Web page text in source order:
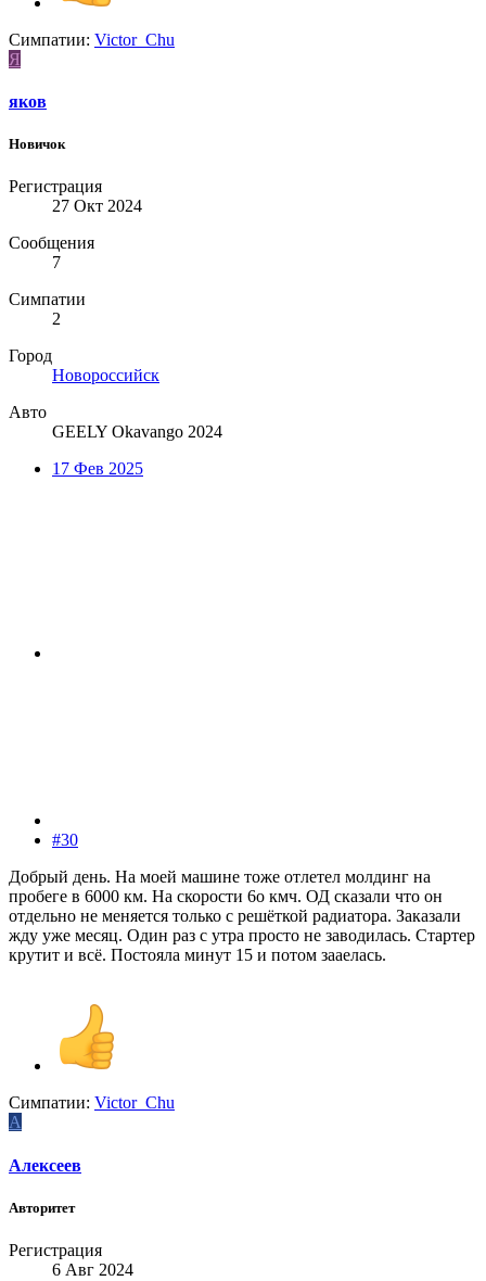
Симпатии: Victor_Chu
Я
яков
Новичок
Регистрация
27 Окт 2024
Сообщения
7
Симпатии
2
Город
Новороссийск
Авто
GEELY Okavango 2024
17 Фев 2025
#30
Добрый день. На моей машине тоже отлетел молдинг на
пробеге в 6000 км. На скорости 6о кмч. ОД сказали что он
отдельно не меняется только с решёткой радиатора. Заказали
жду уже месяц. Один раз с утра просто не заводилась. Стартер
крутит и всё. Постояла минут 15 и потом зааелась.
Симпатии: Victor_Chu
А
Алексеев
Авторитет
Регистрация
6 Авг 2024